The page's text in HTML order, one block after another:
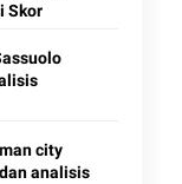
Skor
city
analisis